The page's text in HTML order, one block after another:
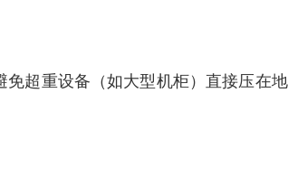
超重设备（如大型机柜）直接压在